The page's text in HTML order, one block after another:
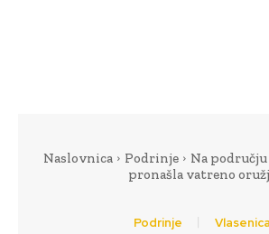
Naslovnica Podrinje
Na području
pronašla vatreno
Podrinje Vlasenica